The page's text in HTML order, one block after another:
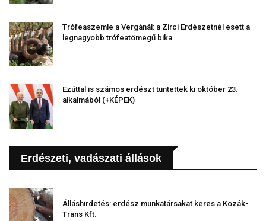
Trófeaszemle a Vergánál: a Zirci Erdészetnél esett a
legnagyobb trófeatömegű bika
Ezúttal is számos erdészt tüntettek ki október 23.
alkalmából (+KÉPEK)
Erdészeti, vadászati állások
Álláshirdetés: erdész munkatársakat keres a Kozák-
Trans Kft.